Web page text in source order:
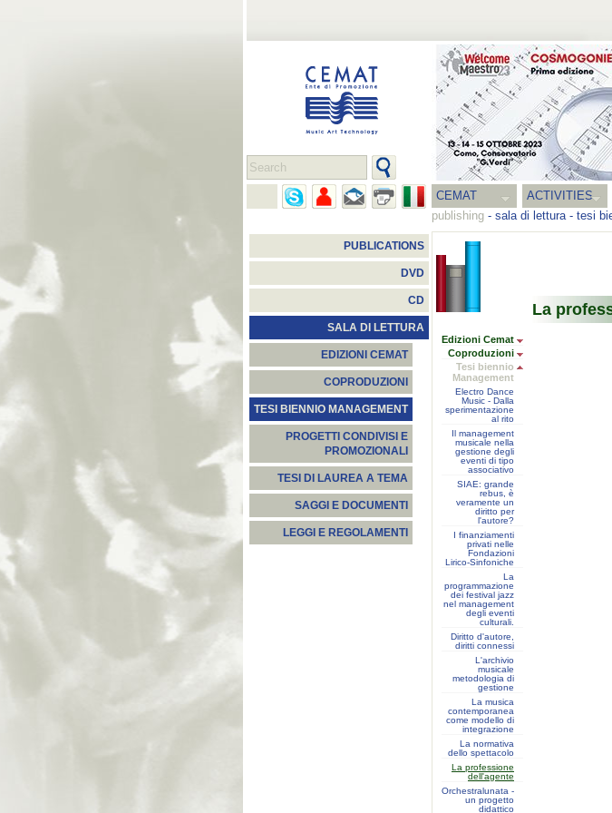
CEMAT ACTIVITIES
publishing - sala di lettura- tesi
PUBLICATIONS
DVD
CD
SALA DI LETTURA
EDIZIONI CEMAT
COPRODUZIONI
TESI BIENNIO MANAGEMENT
PROGETTI CONDIVISI E
PROMOZIONALI
TESI DI LAUREA A TEMA
SAGGI E DOCUMENTI
LEGGI E REGOLAMENTI
Edizioni Cemat
Coproduzioni
Tesi biennio
Management
Electro Dance
Music - Dalla
sperimentazione
al rito
Il management
musicale nella
gestione degli
eventi di tipo
associativo
SIAE: grande
rebus, è
veramente un
diritto per
l'autore?
I finanziamenti
privati nelle
Fondazioni
Lirico-Sinfoniche
La
programmazione
dei festival jazz
nel management
degli eventi
culturali.
Diritto d'autore,
diritti connessi
L'archivio
musicale
metodologia di
gestione
La musica
contemporanea
come modello di
integrazione
La normativa
dello spettacolo
La professione
dell'agente
Orchestralunata -
un progetto
didattico
La